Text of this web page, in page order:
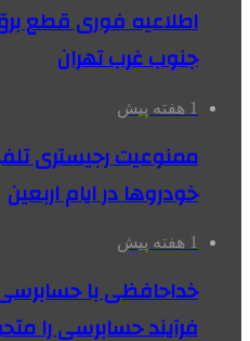
اطلاعیه فوری قطع
جنوب غرب تهران
1 هفته پیش
ممنوعیت رجیستری
خودروها در ایام اربعین
1 هفته پیش
خداحافظی با
فرآیند حسابرسی را